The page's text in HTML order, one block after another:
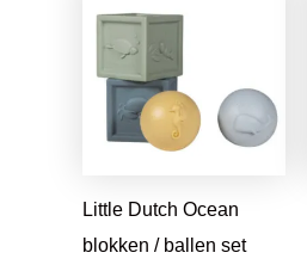
Little Dutch Ocean
blokken / ballen set
was:
€16,95.